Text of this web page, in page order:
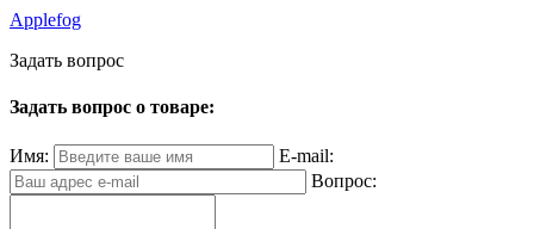
Applefog
Задать вопрос
Задать вопрос о товаре:
Имя:
E-mail:
Вопрос: